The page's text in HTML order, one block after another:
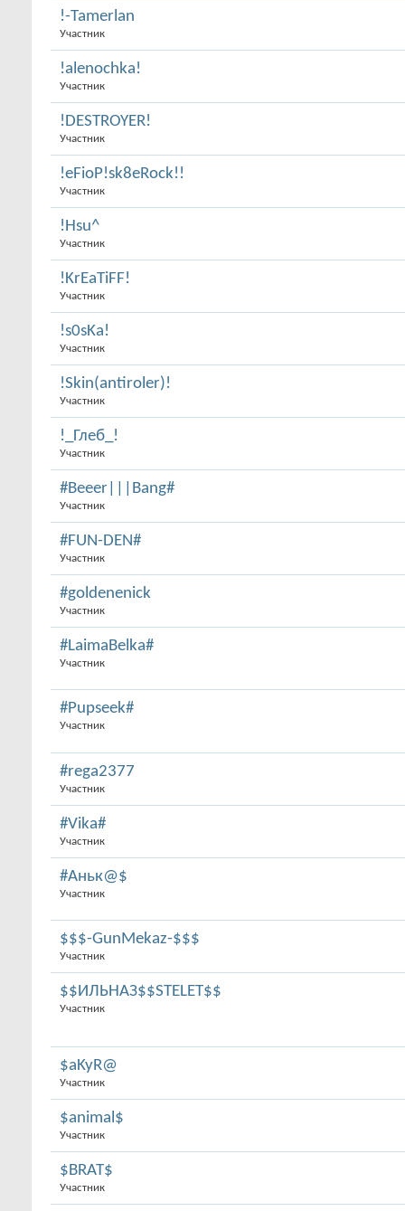
!-Tamerlan
Участник
!alenochka!
Участник
!DESTROYER!
Участник
!eFioP!sk8eRock!!
Участник
!Hsu^
Участник
!KrEaTiFF!
Участник
!s0sKa!
Участник
!Skin(antiroler)!
Участник
!_Глеб_!
Участник
#Beeer|||Bang#
Участник
#FUN-DEN#
Участник
#goldenenick
Участник
#LaimaBelka#
Участник
#Pupseek#
Участник
#rega2377
Участник
#Vika#
Участник
#Аньк@$
Участник
$$$-GunMekaz-$$$
Участник
$$ИЛЬНАЗ$$STELET$$
Участник
$aKyR@
Участник
$animal$
Участник
$BRAT$
Участник